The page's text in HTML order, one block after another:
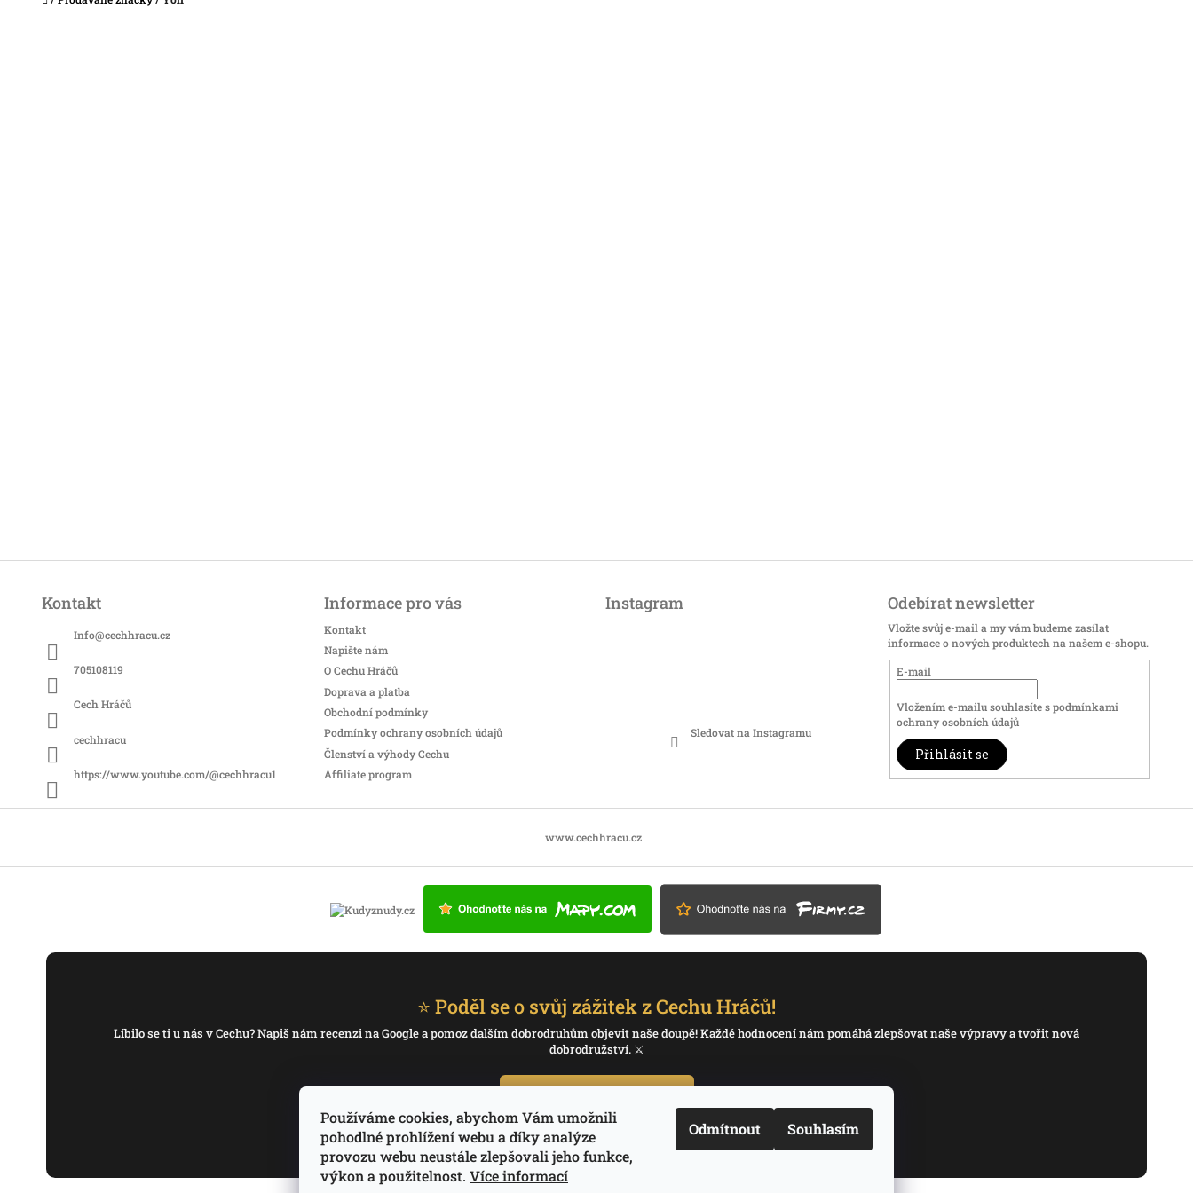
Používáme cookies, abychom Vám umožnili
pohodlné prohlížení webu a díky analýze
provozu webu neustále zlepšovali jeho funkce,
výkon a použitelnost. Více informací
Odmítnout Souhlasím
Kontakt
Info@cechhracu.cz
705108119
Cech Hráčů
cechhracu
https://www.youtube.com/@cechhracu1
Informace pro vás
Kontakt
Napište nám
O Cechu Hráčů
Doprava a platba
Obchodní podmínky
Podmínky ochrany osobních údajů
Členství a výhody Cechu
Affiliate program
Instagram
Sledovat na Instagramu
Odebírat newsletter
Vložte svůj e-mail a my vám budeme zasílat
informace o nových produktech na našem e-shopu.
E-mail
Vložením e-mailu souhlasíte spodmínkami
ochrany osobních údajů
Přihlásit se
www.cechhracu.cz
⭐ Poděl se o svůj zážitek z Cechu Hráčů!
Líbilo se ti u nás v Cechu? Napiš nám recenzi na Google a pomoz dalším dobrodruhům objevit naše doupě! Každé hodnocení nám pomáhá zlepšovat naše výpravy a tvořit nová
dobrodružství. ⚔️
Děkujeme, že pomáháš psát příběh Cechu Hráčů.